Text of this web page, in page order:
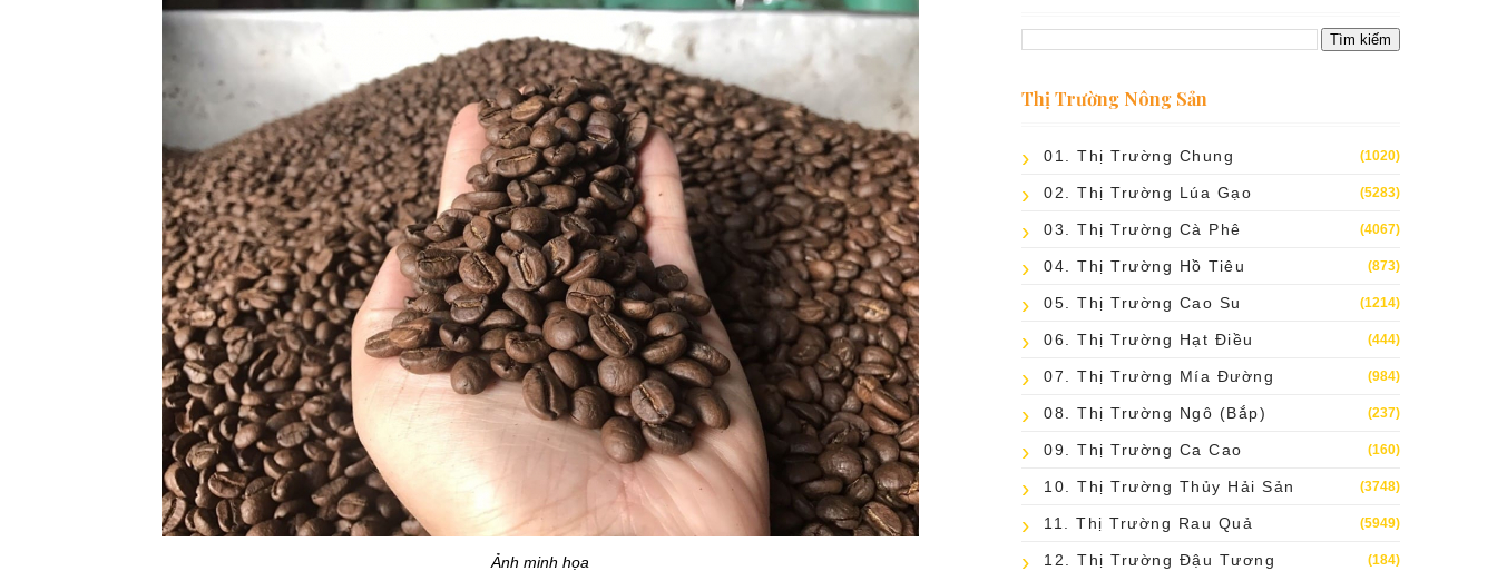
Ảnh minh họa
Thị Trường Nông Sản
01. Thị Trường Chung (1020)
02. Thị Trường Lúa Gạo (5283)
03. Thị Trường Cà Phê (4067)
04. Thị Trường Hồ Tiêu (873)
05. Thị Trường Cao Su (1214)
06. Thị Trường Hạt Điều (444)
07. Thị Trường Mía Đường (984)
08. Thị Trường Ngô (bắp) (237)
09. Thị Trường Ca Cao (160)
10. Thị Trường Thủy Hải Sản (3748)
11. Thị Trường Rau Quả (5949)
12. Thị Trường Đậu Tương (184)